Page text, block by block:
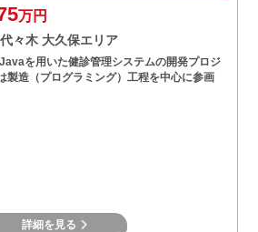
万円
々木 大久保エリア
Javaを用いた健診管理システムの開発プロジ
製造（プログラミング）工程を中心に参画
詳細を見る